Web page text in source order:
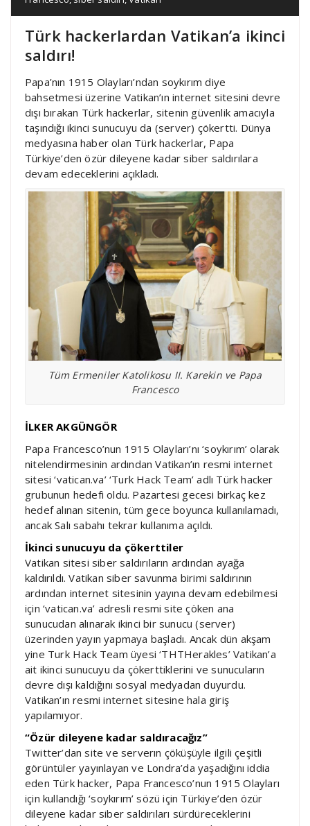
Türk hackerlardan Vatikan’a ikinci
saldırı!
Papa’nın 1915 Olayları’ndan soykırım diye
bahsetmesi üzerine Vatikan’ın internet sitesini devre
dışı bırakan Türk hackerlar, sitenin güvenlik amacıyla
taşındığı ikinci sunucuyu da (server) çökertti. Dünya
medyasına haber olan Türk hackerlar, Papa
Türkiye’den özür dileyene kadar siber saldırılara
devam edeceklerini açıkladı.
Tüm Ermeniler Katolikosu II. Karekin ve Papa
Francesco
İLKER AKGÜNGÖR
Papa Francesco’nun 1915 Olayları’nı ‘soykırım’ olarak
nitelendirmesinin ardından Vatikan’ın resmi internet
sitesi ‘vatican.va’ ‘Turk Hack Team’ adlı Türk hacker
grubunun hedefi oldu. Pazartesi gecesi birkaç kez
hedef alınan sitenin, tüm gece boyunca kullanılamadı,
ancak Salı sabahı tekrar kullanıma açıldı.
İkinci sunucuyu da çökerttiler
Vatikan sitesi siber saldırıların ardından ayağa
kaldırıldı. Vatikan siber savunma birimi saldırının
ardından internet sitesinin yayına devam edebilmesi
için ‘vatican.va’ adresli resmi site çöken ana
sunucudan alınarak ikinci bir sunucu (server)
üzerinden yayın yapmaya başladı. Ancak dün akşam
yine Turk Hack Team üyesi ‘THTHerakles’ Vatikan’a
ait ikinci sunucuyu da çökerttiklerini ve sunucuların
devre dışı kaldığını sosyal medyadan duyurdu.
Vatikan’ın resmi internet sitesine hala giriş
yapılamıyor.
“Özür dileyene kadar saldıracağız”
Twitter’dan site ve serverın çöküşüyle ilgili çeşitli
görüntüler yayınlayan ve Londra’da yaşadığını iddia
eden Türk hacker, Papa Francesco’nun 1915 Olayları
için kullandığı ‘soykırım’ sözü için Türkiye’den özür
dileyene kadar siber saldırıları sürdüreceklerini